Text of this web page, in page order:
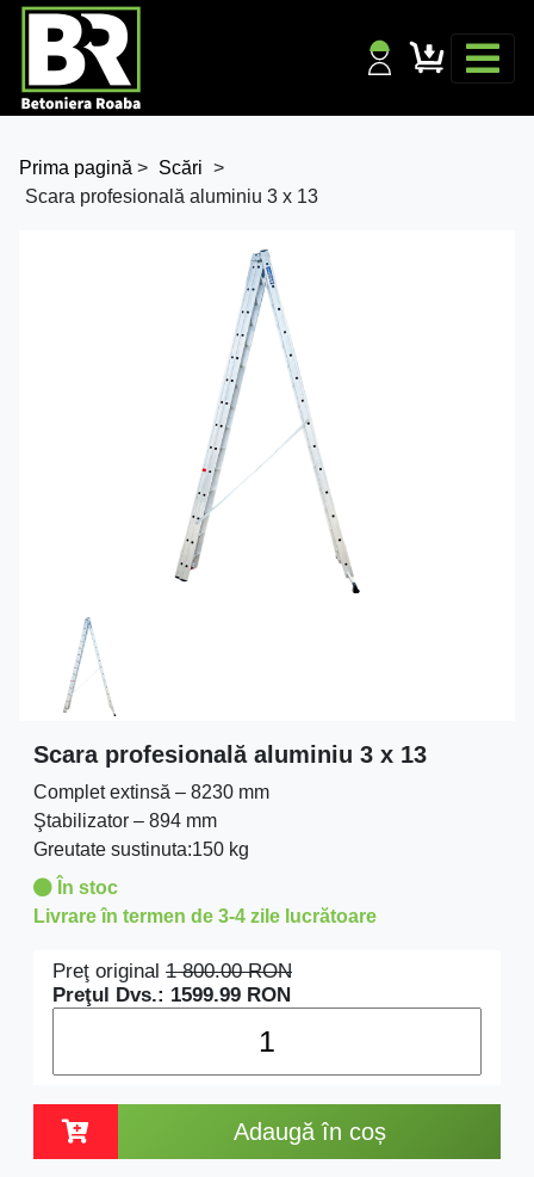
Prima pagină > Scări >
Scara profesională aluminiu 3 x 13
Scara profesională aluminiu 3 x 13
Complet extinsă – 8230 mm
Ştabilizator – 894 mm
Greutate sustinuta:150 kg
În stoc
Livrare în termen de 3-4 zile lucrătoare
Preţ original 1 800.00RON
Preţul Dvs.: 1599.99 RON
Adaugă în coș